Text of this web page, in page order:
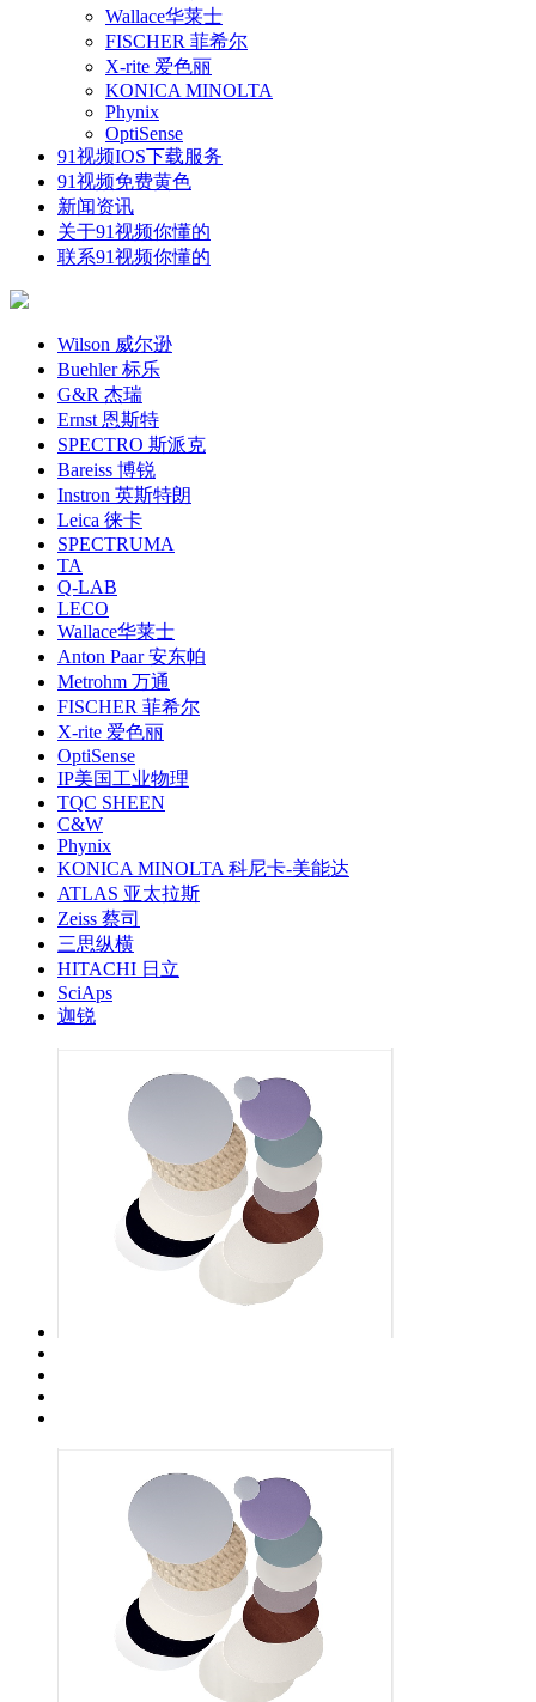
Wallace华莱士
FISCHER 菲希尔
X-rite 爱色丽
KONICA MINOLTA
Phynix
OptiSense
91视频IOS下载服务
91视频免费黄色
新闻资讯
关于91视频你懂的
联系91视频你懂的
Wilson 威尔逊
Buehler 标乐
G&R 杰瑞
Ernst 恩斯特
SPECTRO 斯派克
Bareiss 博锐
Instron 英斯特朗
Leica 徕卡
SPECTRUMA
TA
Q-LAB
LECO
Wallace华莱士
Anton Paar 安东帕
Metrohm 万通
FISCHER 菲希尔
X-rite 爱色丽
OptiSense
IP美国工业物理
TQC SHEEN
C&W
Phynix
KONICA MINOLTA 科尼卡-美能达
ATLAS 亚太拉斯
Zeiss 蔡司
三思纵横
HITACHI 日立
SciAps
迦锐